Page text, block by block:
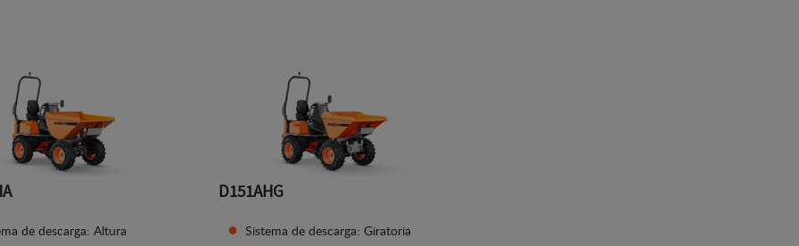
de descarga: Altura
D151AHG
Sistema de descarga: Giratoria